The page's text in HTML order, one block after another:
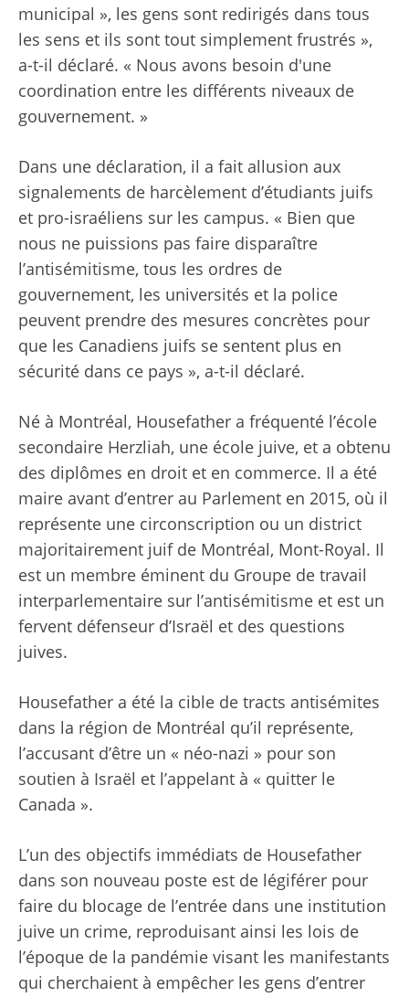
municipal », les gens sont redirigés dans tous
les sens et ils sont tout simplement frustrés »,
a-t-il déclaré. « Nous avons besoin d'une
coordination entre les différents niveaux de
gouvernement. »
Dans une déclaration, il a fait allusion aux
signalements de harcèlement d’étudiants juifs
et pro-israéliens sur les campus. « Bien que
nous ne puissions pas faire disparaître
l’antisémitisme, tous les ordres de
gouvernement, les universités et la police
peuvent prendre des mesures concrètes pour
que les Canadiens juifs se sentent plus en
sécurité dans ce pays », a-t-il déclaré.
Né à Montréal, Housefather a fréquenté l’école
secondaire Herzliah, une école juive, et a obtenu
des diplômes en droit et en commerce. Il a été
maire avant d’entrer au Parlement en 2015, où il
représente une circonscription ou un district
majoritairement juif de Montréal, Mont-Royal. Il
est un membre éminent du Groupe de travail
interparlementaire sur l’antisémitisme et est un
fervent défenseur d’Israël et des questions
juives.
Housefather a été la cible de tracts antisémites
dans la région de Montréal qu’il représente,
l’accusant d’être un « néo-nazi » pour son
soutien à Israël et l’appelant à « quitter le
Canada ».
L’un des objectifs immédiats de Housefather
dans son nouveau poste est de légiférer pour
faire du blocage de l’entrée dans une institution
juive un crime, reproduisant ainsi les lois de
l’époque de la pandémie visant les manifestants
qui cherchaient à empêcher les gens d’entrer